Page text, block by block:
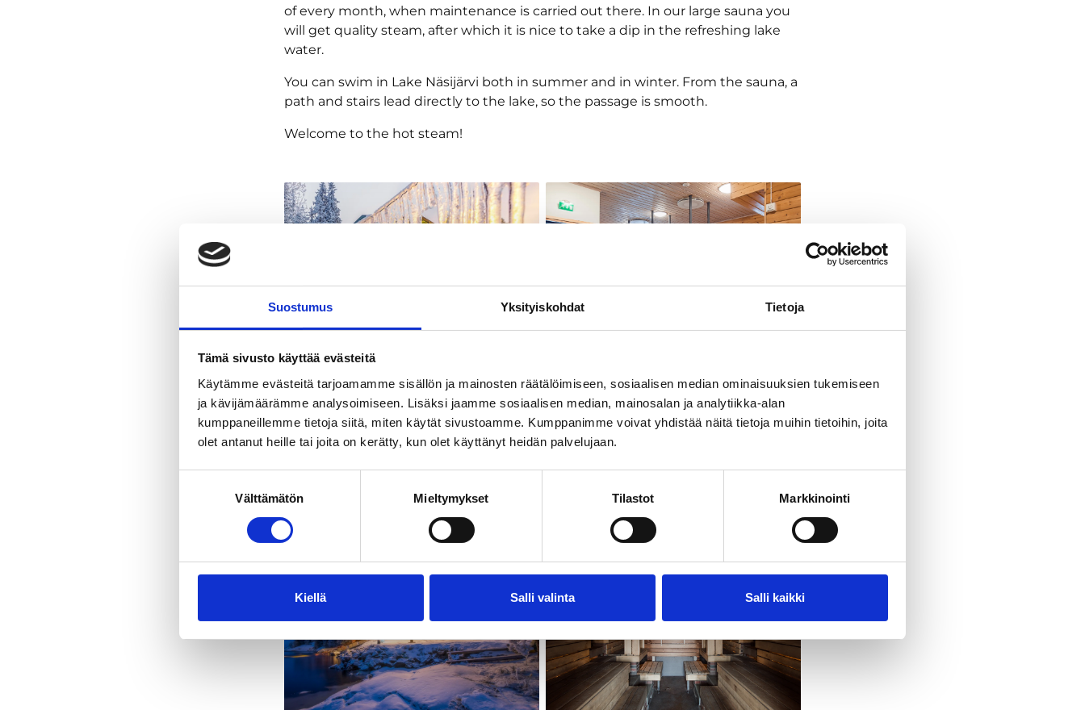
Suostumus Yksityiskohdat Tietoja
Tämä sivusto käyttää evästeitä
Käytämme evästeitä tarjoamamme sisällön ja mainosten räätälöimiseen, sosiaalisen median ominaisuuksien tukemiseen
ja kävijämäärämme analysoimiseen. Lisäksi jaamme sosiaalisen median, mainosalan ja analytiikka-alan
kumppaneillemme tietoja siitä, miten käytät sivustoamme. Kumppanimme voivat yhdistää näitä tietoja muihin tietoihin, joita
olet antanut heille tai joita on kerätty, kun olet käyttänyt heidän palvelujaan.
Välttämätön Mieltymykset Tilastot Markkinointi
Kiellä Salli valinta Salli kaikki
of every month, when maintenance is carried out there. In our large sauna you
will get quality steam, after which it is nice to take a dip in the refreshing lake
water.
You can swim in Lake Näsijärvi both in summer and in winter. From the sauna, a
path and stairs lead directly to the lake, so the passage is smooth.
Welcome to the hot steam!